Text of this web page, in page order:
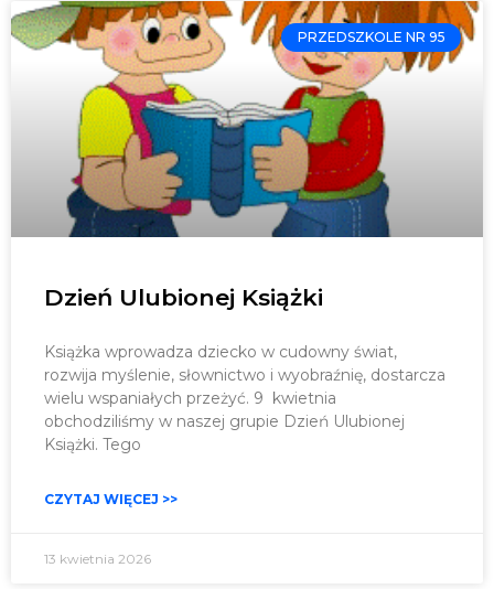
PRZEDSZKOLE NR 95
Dzień Ulubionej Książki
Książka wprowadza dziecko w cudowny świat,
rozwija myślenie, słownictwo i wyobraźnię, dostarcza
wielu wspaniałych przeżyć. 9 kwietnia
obchodziliśmy w naszej grupie Dzień Ulubionej
Książki. Tego
CZYTAJ WIĘCEJ >>
13 kwietnia 2026